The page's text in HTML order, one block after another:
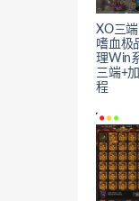
XO三
嗜血极
理Win
三端+
程